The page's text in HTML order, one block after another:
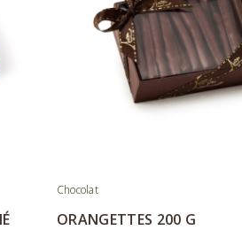
Chocolat
ORANGETTES 200 G